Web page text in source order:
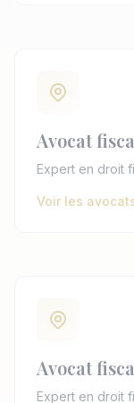
Avocat
Expert en droit
Voir les
Avocat
Expert en droit